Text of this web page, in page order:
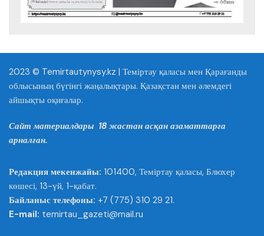
2023 © Temirtautynysy.kz | Теміртау қаласы мен Қарағанды
облысының бүгінгі жаңалықтары. Қазақстан мен әлемдегі
айшықты оқиғалар.
Сайт материалдары 18 жастан асқан азаматтарға
арналған.
Редакция мекенжайы: 101400, Теміртау қаласы, Блюхер
көшесі, 13-үй, 1-қабат.
Байланыс телефоны: +7 (775) 310 29 21.
E-mail: temirtau_gazeti@mail.ru